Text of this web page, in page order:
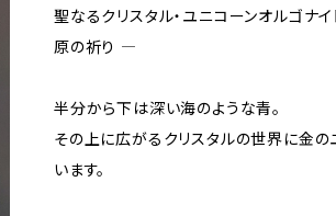
聖なるクリスタル・ユニコーンオルゴナ
原の祈り ―
半分から下は深い海のような青。
その上に広がるクリスタルの世界に金
います。